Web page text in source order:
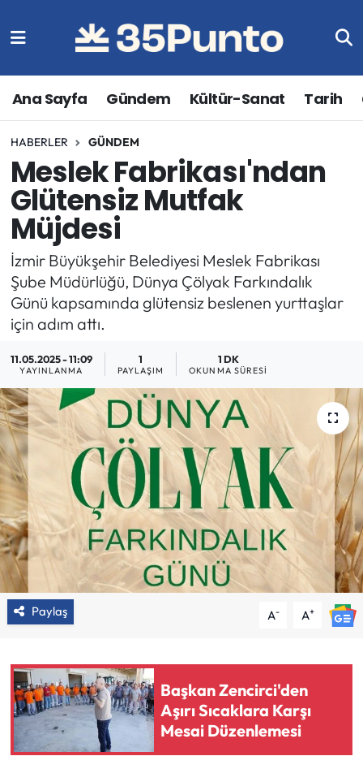
Ana Sayfa Gündem Kültür-Sanat Tarih
HABERLER GÜNDEM
Meslek Fabrikası'ndan
Glütensiz Mutfak
Müjdesi
İzmir Büyükşehir Belediyesi Meslek Fabrikası
Şube Müdürlüğü, Dünya Çölyak Farkındalık
Günü kapsamında glütensiz beslenen yurttaşlar
için adım attı.
11.05.2025 - 11:09
YAYINLANMA
1
PAYLAŞIM
1 DK
OKUNMA SÜRESI
Paylaş A- A+
Başkan Zencirci'den
Aşırı Sıcaklara Karşı
Mesai Düzenlemesi